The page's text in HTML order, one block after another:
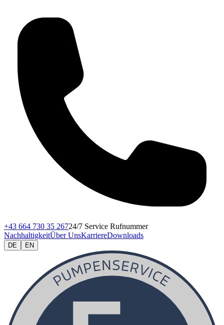
+43 664 730 35 26724/7 Service Rufnummer
NachhaltigkeitÜber UnsKarriereDownloads
DE EN